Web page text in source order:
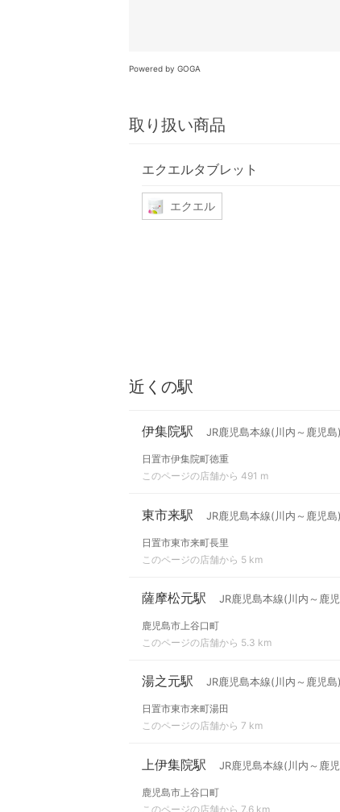
Powered by GOGA
取り扱い商品
エクエルタブレット
エクエル
近くの駅
伊集院駅 JR鹿児島本線(川内～鹿児島)
日置市伊集院町徳重
このページの店舗から 491 m
東市来駅 JR鹿児島本線(川内～鹿児島)
日置市東市来町長里
このページの店舗から 5 km
薩摩松元駅 JR鹿児島本線(川内～鹿
鹿児島市上谷口町
このページの店舗から 5.3 km
湯之元駅 JR鹿児島本線(川内～鹿児島)
日置市東市来町湯田
このページの店舗から 7 km
上伊集院駅 JR鹿児島本線(川内～鹿
鹿児島市上谷口町
このページの店舗から 7.6 km